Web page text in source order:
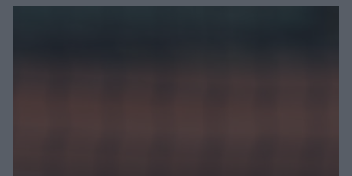
najwięcej punktów?